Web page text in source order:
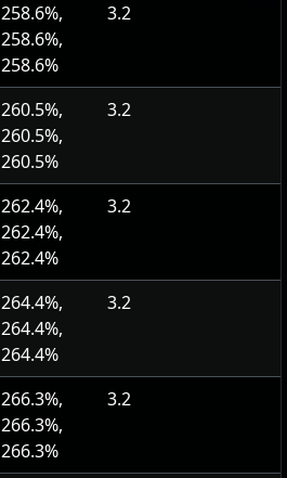
258.6%,
258.6%,
258.6%
3.2
260.5%,
260.5%,
260.5%
3.2
262.4%,
262.4%,
262.4%
3.2
264.4%,
264.4%,
264.4%
3.2
266.3%,
266.3%,
266.3%
3.2